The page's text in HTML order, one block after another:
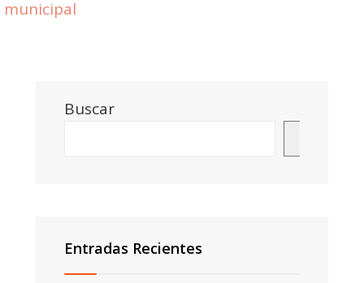
municipal
Buscar
Entradas Recientes